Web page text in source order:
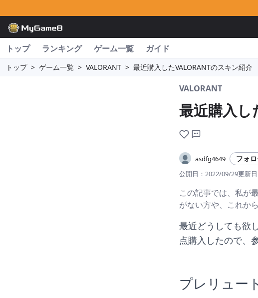
トップ ランキング ゲーム一覧 ガイド
トップ > ゲーム一覧 > VALORANT > 最近購入したVALORANTのスキン紹介
VALORANT
最近購入し
asdfg4649 フォ
公開日： 2022/09/29更新日
この記事では、私が
がない方や、これか
最近どうしても欲
点購入したので、
プレリュー